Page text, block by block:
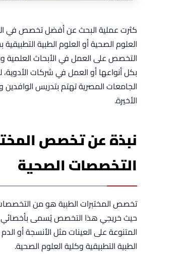
كثرت عملية البحث عن أفضل تخصص في
العلوم الصحية أو العلوم الطبية
التخصص على العمل في الأبحاث العلمية
بكل أنواعها أو العمل في شركات
الجامعات المصرية تهتم بتدريس الوافدين
الأخيرة.
نبذة عن تخصص
التخصصات الصحية
تخصص المختبرات الطبية هو من التخصصات
حيث خريجي هذا التخصص يُسمى بأخصائي
المتنوعة على العينات مثل الأنسجة أو
الطبية التطبيقية وكلية العلوم الصحية.